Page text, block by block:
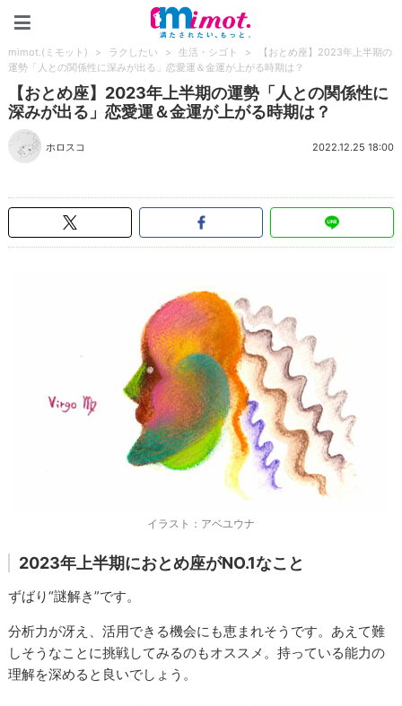
mimot.(ミモット) > ラクしたい > 生活・シゴト >
【おとめ座】2023年上半期の
運勢「人との関係性に深みが出る」恋愛運＆金運が上がる時期は？
【おとめ座】2023年上半期の運勢「人との関係性に
深みが出る」恋愛運＆金運が上がる時期は？
ホロスコ 2022.12.25 18:00
イラスト：アベユウナ
2023年上半期におとめ座がNO.1なこと
ずばり“謎解き”です。
分析力が冴え、活用できる機会にも恵まれそうです。あえて難
しそうなことに挑戦してみるのもオススメ。持っている能力の
理解を深めると良いでしょう。